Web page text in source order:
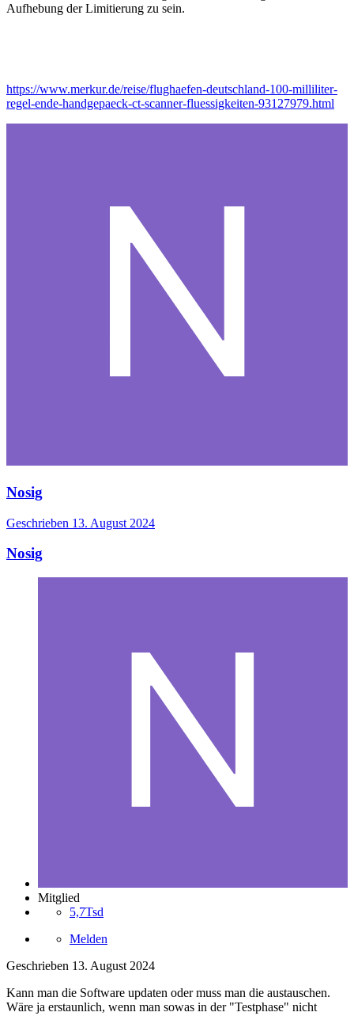
Aufhebung der Limitierung zu sein.
https://www.merkur.de/reise/flughaefen-deutschland-100-milliliter-
regel-ende-handgepaeck-ct-scanner-fluessigkeiten-93127979.html
Nosig
Geschrieben 13. August 2024
Nosig
Mitglied
5,7Tsd
Melden
Geschrieben 13. August 2024
Kann man die Software updaten oder muss man die austauschen.
Wäre ja erstaunlich, wenn man sowas in der "Testphase" nicht